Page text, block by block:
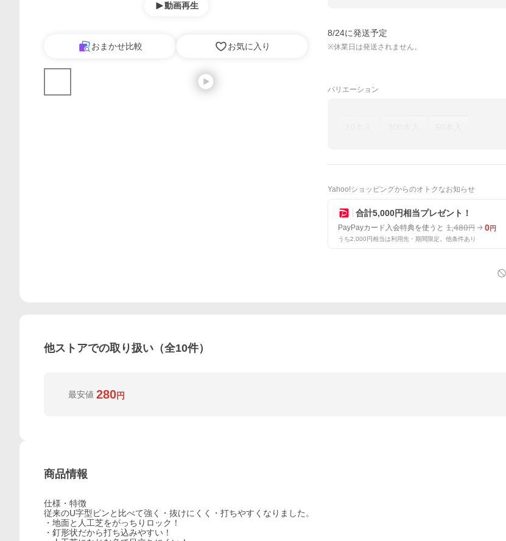
動画再生
おまかせ比較 お気に入り
8/24に発送予定
※休業日は発送されません。
バリエーション
Yahoo!ショッピングからのオトクなお知らせ
合計5,000円相当プレゼント！
PayPayカード入会特典を使うと 1,480円 0円
うち2,000円相当は利用先・期間限定。他条件あり
他ストアでの取り扱い（全10件）
最安値 280円
商品情報
仕様・特徴
従来のU字型ピンと比べて強く・抜けにくく・打ちやすくなりました。
・地面と人工芝をがっちりロック！
・釘形状だから打ち込みやすい！